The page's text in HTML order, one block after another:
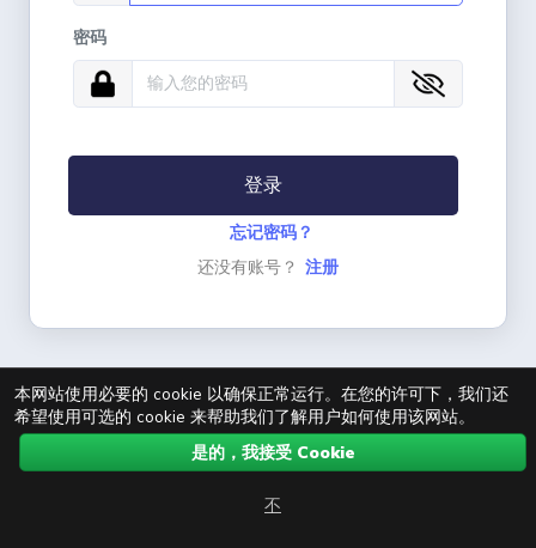
密码
登录
忘记密码？
还没有账号？ 注册
本网站使用必要的 cookie 以确保正常运行。在您的许可下，我们还
希望使用可选的 cookie 来帮助我们了解用户如何使用该网站。
是的，我接受 Cookie
不